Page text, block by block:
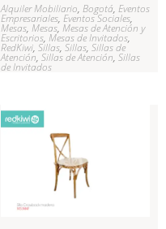
Alquiler Mobiliario, Bogotá, Eventos
Empresariales, Eventos Sociales,
Mesas, Mesas, Mesas de Atención y
Escritorios, Mesas de Invitados,
RedKiwi, Sillas, Sillas, Sillas de
Atención, Sillas de Atención, Sillas
de Invitados